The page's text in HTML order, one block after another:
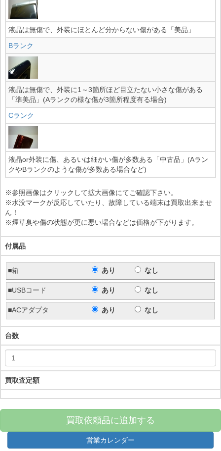
液晶は無傷で、外装にほとんど分からない傷がある「美品」
Bランク
液晶は無傷で、外装に1～3箇所ほど目立たない小さな傷がある
「準美品」(Aランクの様な傷が3箇所程度有る場合)
Cランク
液晶or外装に傷、あるいは細かい傷が多数ある「中古品」(Aラン
クやBランクのような傷が多数ある場合など)
※参照画像はクリックして拡大画像にてご確認下さい。
※水没マークが反応していたり、故障している端末は買取出来ませ
ん！
※煙草臭や傷の状態が更に悪い場合などは価格が下がります。
付属品
■箱 あり なし
■USBコード あり なし
■ACアダプタ あり なし
台数
買取査定額
買取依頼品に追加する
営業カレンダー